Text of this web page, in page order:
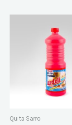
Quita Sarro